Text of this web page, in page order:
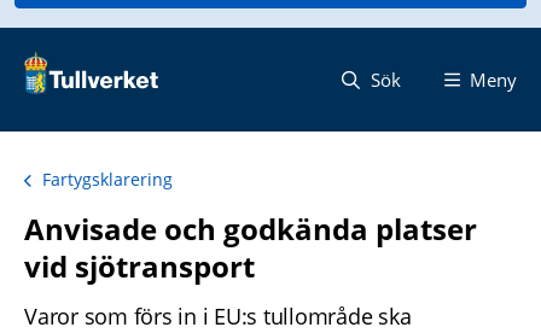
Sök Meny
Fartygsklarering
Anvisade och godkända platser
vid sjötransport
Varor som förs in i EU:s tullområde ska